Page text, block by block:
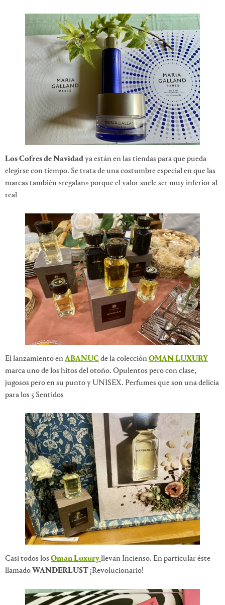
Los Cofres de Navidadya están en las tiendas para que pueda
elegirse con tiempo. Se trata de una costumbre especial en que las
marcas también «regalan» porque el valor suele ser muy inferior al
real
El lanzamiento enABANUC de la colecciónOMAN LUXURY
marca uno de los hitos del otoño. Opulentos pero con clase,
jugosos pero en su punto y UNISEX. Perfumes que son una delicia
para los 5 Sentidos
Casi todos los Oman Luxuryllevan Incienso. En particular éste
llamado WANDERLUST ¡Revolucionario!